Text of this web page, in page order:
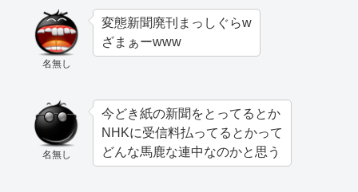
名無し
変態新聞廃刊まっしぐらw
ざまぁーwww
名無し
今どき紙の新聞をとってるとか
NHKに受信料払ってるとかって
どんな馬鹿な連中なのかと思う